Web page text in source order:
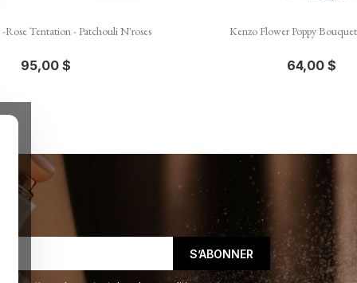
Aperçu rapide
Rose Tentation - Patchouli N'roses
95,00 $
Aperçu rapide
Kenzo Flower Poppy
64,00 $